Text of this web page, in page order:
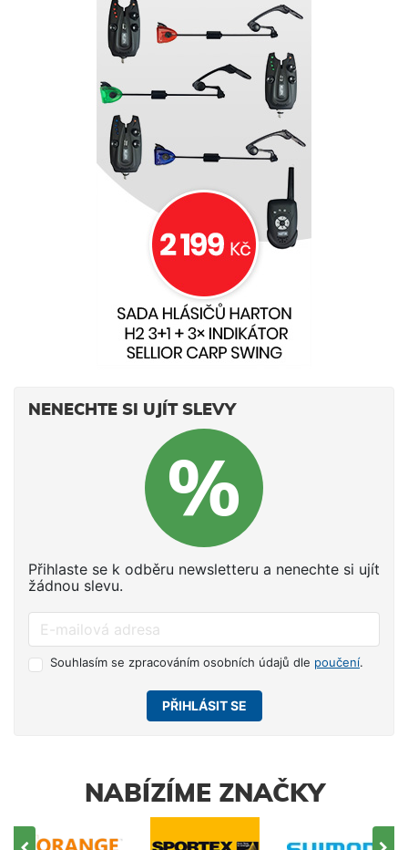
NENECHTE SI UJÍT SLEVY
Přihlaste se k odběru newsletteru a nenechte si ujít
žádnou slevu.
Souhlasím se zpracováním osobních údajů dle poučení.
PŘIHLÁSIT SE
NABÍZÍME ZNAČKY